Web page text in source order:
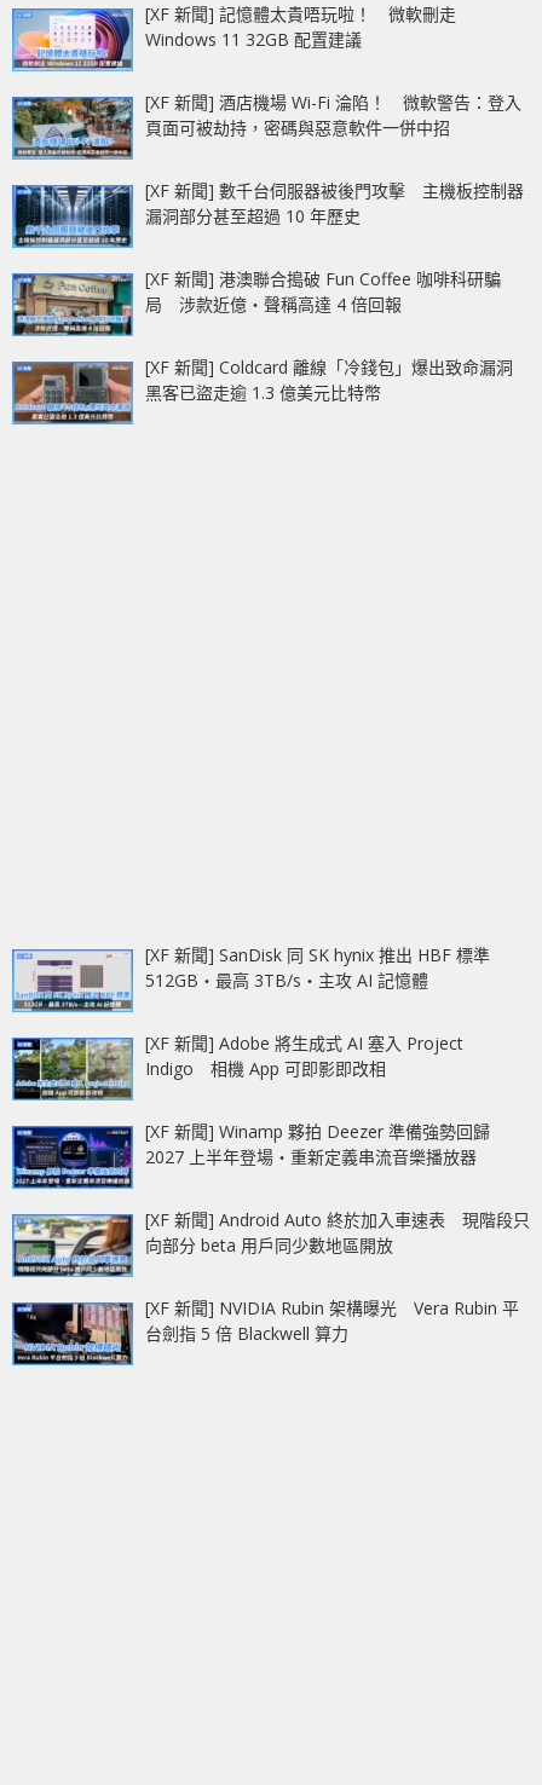
[XF 新聞] 記憶體太貴唔玩啦！ 微軟刪走
Windows 11 32GB 配置建議
[XF 新聞] 酒店機場 Wi-Fi 淪陷！ 微軟警告：登入
頁面可被劫持，密碼與惡意軟件一併中招
[XF 新聞] 數千台伺服器被後門攻擊 主機板控制器
漏洞部分甚至超過 10 年歷史
[XF 新聞] 港澳聯合搗破 Fun Coffee 咖啡科研騙
局 涉款近億‧聲稱高達 4 倍回報
[XF 新聞] Coldcard 離線「冷錢包」爆出致命漏洞
黑客已盜走逾 1.3 億美元比特幣
[XF 新聞] SanDisk 同 SK hynix 推出 HBF 標準
512GB‧最高 3TB/s‧主攻 AI 記憶體
[XF 新聞] Adobe 將生成式 AI 塞入 Project
Indigo 相機 App 可即影即改相
[XF 新聞] Winamp 夥拍 Deezer 準備強勢回歸
2027 上半年登場‧重新定義串流音樂播放器
[XF 新聞] Android Auto 終於加入車速表 現階段只
向部分 beta 用戶同少數地區開放
[XF 新聞] NVIDIA Rubin 架構曝光 Vera Rubin 平
台劍指 5 倍 Blackwell 算力